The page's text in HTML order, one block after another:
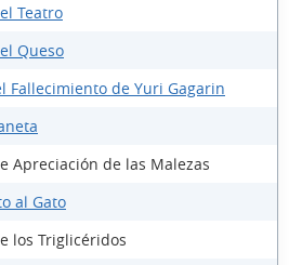
Teatro
Queso
Fallecimiento de Yuri Gagarin
Apreciación de las Malezas
al Gato
los Triglicéridos